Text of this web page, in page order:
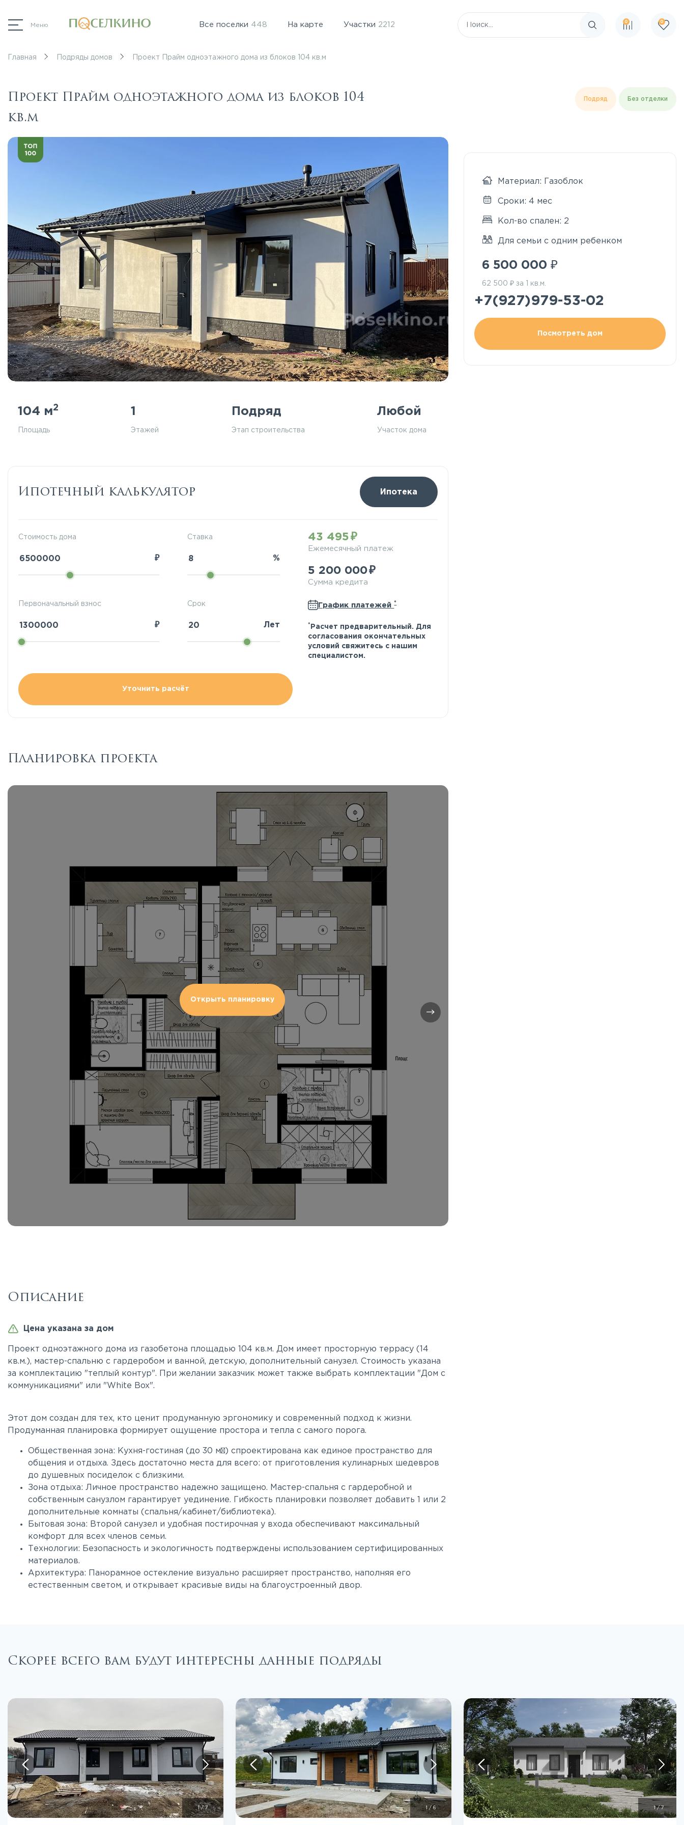
Меню Все поселки 448 На карте Участки 2212
Поиск по сайту
0 0
Главная Подряды домов Проект Прайм одноэтажного дома из блоков 104 кв.м
Проект Прайм одноэтажного дома из блоков 104
кв.м
Подряд Без отделки
104 м2
Площадь
1
Этажей
Подряд
Этап строительства
Любой
Участок дома
Ипотечный калькулятор Ипотека
Стоимость дома
₽
Ставка
%
Первоначальный взнос
₽
Срок
Лет
Уточнить расчёт
43 495
Ежемесячный платеж
5 200 000
Сумма кредита
График платежей*
* Расчет предварительный. Для
согласования окончательных
условий свяжитесь с нашим
специалистом.
Планировка проекта
Открыть планировку
Описание
Цена указана за дом
Проект одноэтажного дома из газобетона площадью 104 кв.м. Дом имеет просторную террасу (14
кв.м.), мастер-спальню с гардеробом и ванной, детскую, дополнительный санузел. Стоимость указана
за комплектацию "теплый контур". При желании заказчик может также выбрать комплектации "Дом с
коммуникациями" или "White Box".
Этот дом создан для тех, кто ценит продуманную эргономику и современный подход к жизни.
Продуманная планировка формирует ощущение простора и тепла с самого порога.
Общественная зона: Кухня-гостиная (до 30 м²) спроектирована как единое пространство для
общения и отдыха. Здесь достаточно места для всего: от приготовления кулинарных шедевров
до душевных посиделок с близкими.
Зона отдыха: Личное пространство надежно защищено. Мастер-спальня с гардеробной и
собственным санузлом гарантирует уединение. Гибкость планировки позволяет добавить 1 или 2
дополнительные комнаты (спальня/кабинет/библиотека).
Бытовая зона: Второй санузел и удобная постирочная у входа обеспечивают максимальный
комфорт для всех членов семьи.
Технологии: Безопасность и экологичность подтверждены использованием сертифицированных
материалов.
Архитектура: Панорамное остекление визуально расширяет пространство, наполняя его
естественным светом, и открывает красивые виды на благоустроенный двор.
Материал: Газоблок
Сроки: 4 мес
Кол-во спален: 2
Для семьи с одним ребенком
6 500 000 ₽
62 500 ₽ за 1 кв.м.
+7(927)979-53-02
Посмотреть дом
Скорее всего вам будут интересны данные подряды
1/7 1 /6 /7